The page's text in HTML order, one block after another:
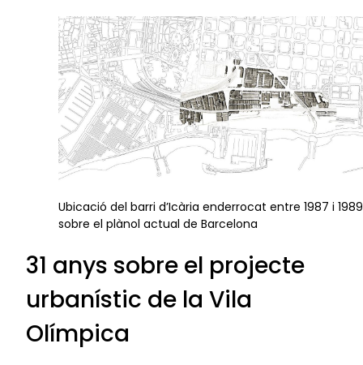
Ubicació del barri d’Icària enderrocat entre 1987 i 1989
sobre el plànol actual de Barcelona
31 anys sobre el projecte
urbanístic de la Vila
Olímpica